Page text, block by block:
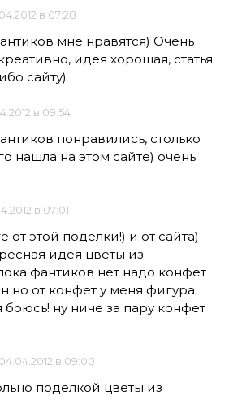
в 07:28
мне нравятся) Очень
идея хорошая, статья
сайту)
в 09:54
понравились, столько
нашла на этом сайте) очень
в 07:01
от этой поделки!) и от сайта)
идея цветы из
фантиков нет надо конфет
но от конфет у меня фигура
боюсь! ну ниче за пару конфет
04.04.2012 в 09:00
поделкой цветы из